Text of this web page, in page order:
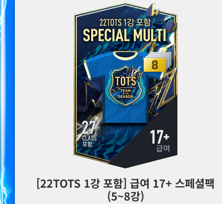
[22TOTS 1강 포함] 급여 17+ 스페셜팩
(5~8강)